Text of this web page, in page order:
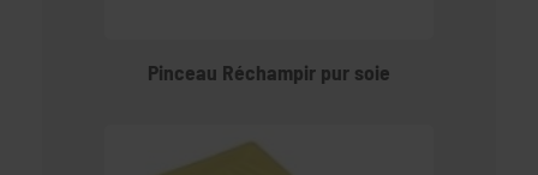
Pinceau Réchampir pur soie